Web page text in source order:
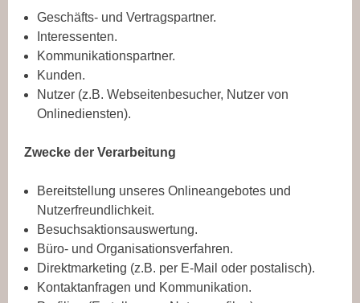
Geschäfts- und Vertragspartner.
Interessenten.
Kommunikationspartner.
Kunden.
Nutzer (z.B. Webseitenbesucher, Nutzer von
Onlinediensten).
Zwecke der Verarbeitung
Bereitstellung unseres Onlineangebotes und
Nutzerfreundlichkeit.
Besuchsaktionsauswertung.
Büro- und Organisationsverfahren.
Direktmarketing (z.B. per E-Mail oder postalisch).
Kontaktanfragen und Kommunikation.